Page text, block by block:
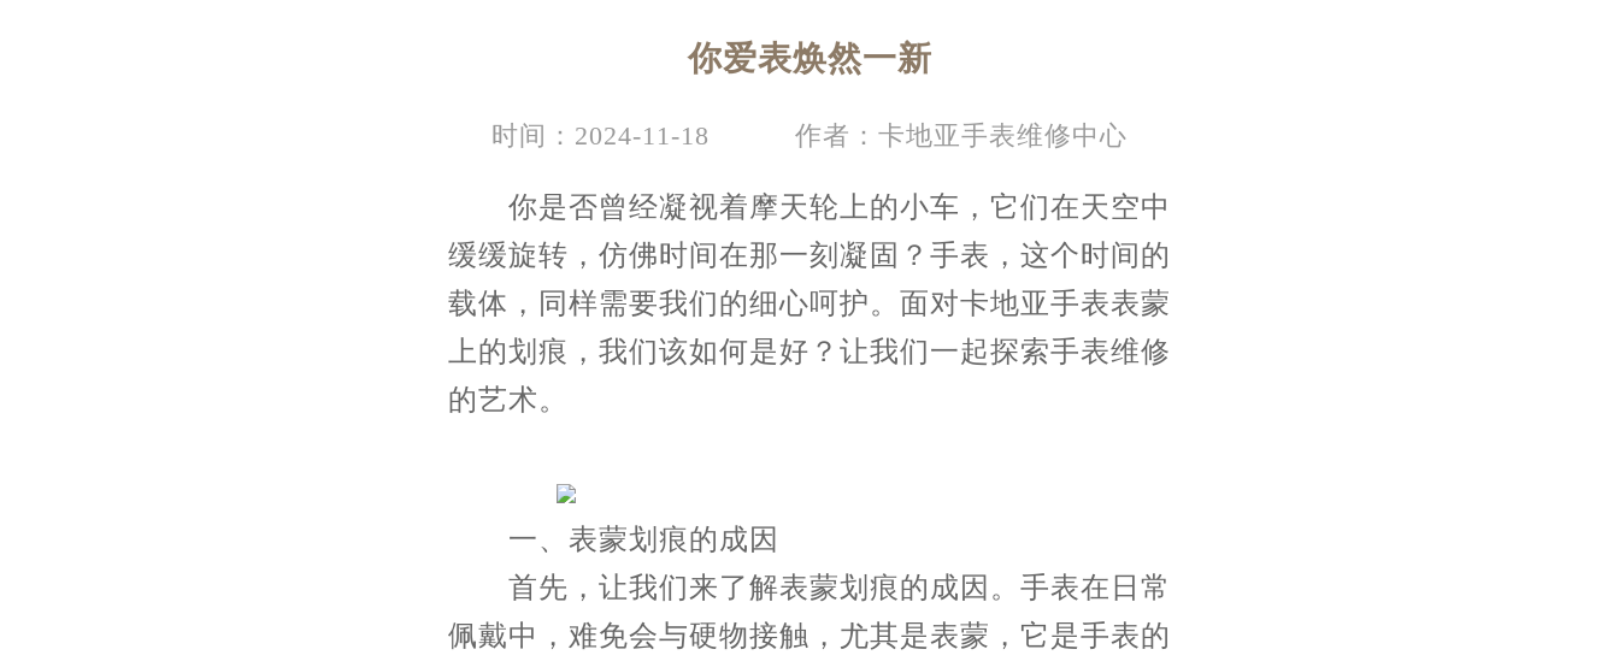
你爱表焕然一新
时间：2024-11-18 作者：卡地亚手表维修中心
你是否曾经凝视着摩天轮上的小车，它们在天空中
缓缓旋转，仿佛时间在那一刻凝固？手表，这个时间的
载体，同样需要我们的细心呵护。面对卡地亚手表表蒙
上的划痕，我们该如何是好？让我们一起探索手表维修
的艺术。
一、表蒙划痕的成因
首先，让我们来了解表蒙划痕的成因。手表在日常
佩戴中，难免会与硬物接触，尤其是表蒙，它是手表的